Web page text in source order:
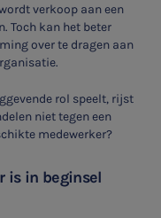
verkoop aan een
Toch kan het beter
over te dragen aan
rol speelt, rijst
niet tegen een
medewerker?
is in beginsel